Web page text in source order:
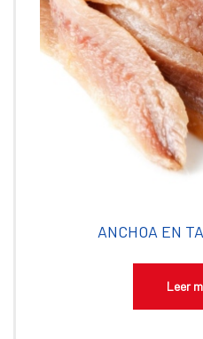
ANCHOA EN
Leer